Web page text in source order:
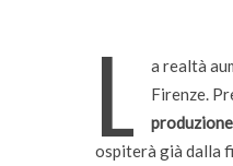
L
a realtà
Firenze.
ospiterà già dalla